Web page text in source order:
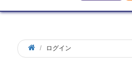
ログイン